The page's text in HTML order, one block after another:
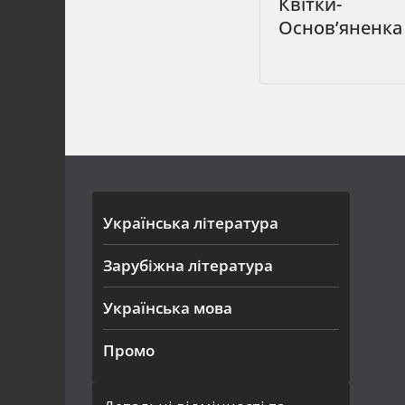
Основ’яненка
Українська література
Зарубіжна література
Українська мова
Промо